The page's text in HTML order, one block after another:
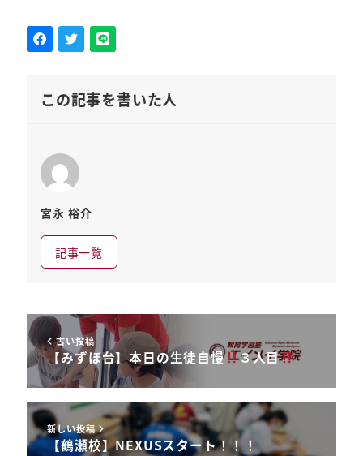
この記事を書いた人
宮永 裕介
記事一覧
古い投稿
【みずほ台】本日の生徒自慢 ３人目
新しい投稿
【鶴瀬校】NEXUSスタート！！！